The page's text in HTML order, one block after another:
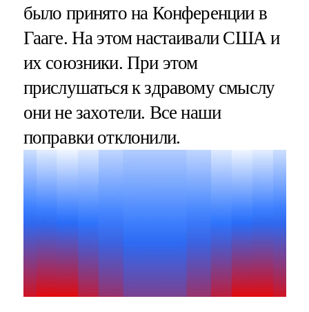
было принято на Конференции в
Гааге. На этом настаивали США и
их союзники. При этом
прислушаться к здравому смыслу
они не захотели. Все наши
поправки отклонили.